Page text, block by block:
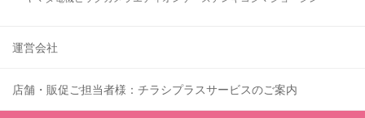
運営会社
店舗・販促ご担当者様：チラシプラスサービスのご案内